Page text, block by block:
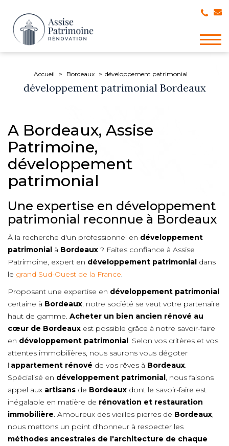
Accueil Bordeaux développement patrimonial
développement patrimonial Bordeaux
A Bordeaux, Assise
Patrimoine,
développement
patrimonial
Une expertise en développement
patrimonial reconnue à Bordeaux
À la recherche d'un professionnel en développement
patrimonial à Bordeaux ? Faites confiance à Assise
Patrimoine, expert en développement patrimonial dans
le grand Sud-Ouest de la France.
Proposant une expertise en développement patrimonial
certaine à Bordeaux, notre société se veut votre partenaire
haut de gamme. Acheter un bien ancien rénové au
cœur de Bordeaux est possible grâce à notre savoir-faire
en développement patrimonial. Selon vos critères et vos
attentes immobilières, nous saurons vous dégoter
l'appartement rénové de vos rêves à Bordeaux.
Spécialisé en développement patrimonial, nous faisons
appel aux artisans de Bordeaux dont le savoir-faire est
inégalable en matière de rénovation et restauration
immobilière. Amoureux des vieilles pierres de Bordeaux,
nous mettons un point d'honneur à respecter les
méthodes ancestrales de l'architecture de chaque